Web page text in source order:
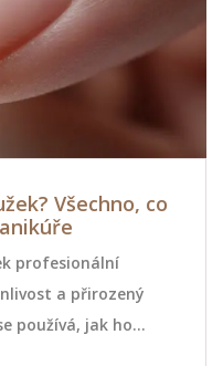
Všechno, co
profesionální
a přirozený
používá, jak ho